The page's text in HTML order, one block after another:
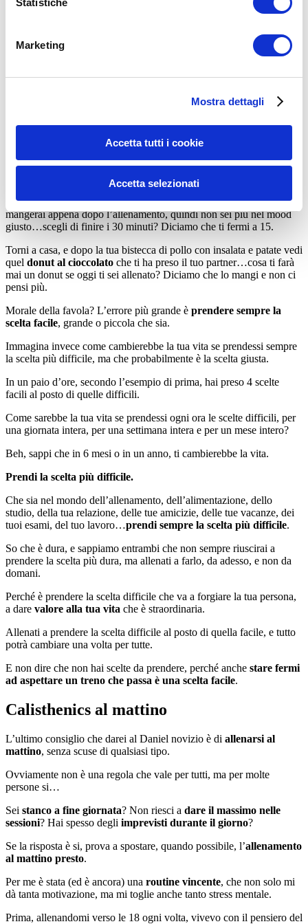
Statistiche
Marketing
Mostra dettagli
Accetta tutti i cookie
Accetta selezionati
E’ arrivata l’ora di allenarti. Ti stai cambiando, ti metti i tuoi
auricolari, guardi la tua scheda, e
riscaldamento e mobilità articolare, ma non c’è cosa più noiosa
ripetizioni, e pian piano arrivi verso fine scheda. Come ultimo
esercizio dovresti fare unmassimale di push up
Diciamo che fai qualche piegamento al volo e basta.
Come in ogni workout, al termine hai30 minuti di Tapis Roulant
Stai correndo, sono passati 13 minuti e stai già pensando a cosa
mangerai appena dopo l’allenamento, quindi non sei più nel mood
giusto…scegli di finire i 30 minuti? Diciamo che ti fermi a 15.
Torni a casa, e dopo la tua bistecca di pollo con insalata e patate vedi
quel donut al cioccolato che ti ha preso il tuo partner…cosa ti farà
mai un donut se oggi ti sei allenato? Diciamo che lo mangi e non ci
pensi più.
Morale della favola? L’errore più grande è prendere sempre la
scelta facile, grande o piccola che sia.
Immagina invece come cambierebbe la tua vita se prendessi sempre
la scelta più difficile, ma che probabilmente è la scelta giusta.
In un paio d’ore, secondo l’esempio di prima, hai preso 4 scelte
facili al posto di quelle difficili.
Come sarebbe la tua vita se prendessi ogni ora le scelte difficili, per
una giornata intera, per una settimana intera e per un mese intero?
Beh, sappi che in 6 mesi o in un anno, ti cambierebbe la vita.
Prendi la scelta più difficile.
Che sia nel mondo dell’allenamento, dell’alimentazione, dello
studio, della tua relazione, delle tue amicizie, delle tue vacanze, dei
tuoi esami, del tuo lavoro…prendi sempre la scelta più difficile.
So che è dura, e sappiamo entrambi che non sempre riuscirai a
prendere la scelta più dura, ma allenati a farlo, da adesso, e non da
domani.
Perché è prendere la scelta difficile che va a forgiare la tua persona,
a dare valore alla tua vita che è straordinaria.
Allenati a prendere la scelta difficile al posto di quella facile, e tutto
potrà cambiare una volta per tutte.
E non dire che non hai scelte da prendere, perché anche stare fermi
ad aspettare un treno che passa è una scelta facile.
Calisthenics al mattino
L’ultimo consiglio che darei al Daniel novizio è di allenarsi al
mattino, senza scuse di qualsiasi tipo.
Ovviamente non è una regola che vale per tutti, ma per molte
persone si…
Sei stanco a fine giornata? Non riesci a dare il massimo nelle
sessioni? Hai spesso degli imprevisti durante il giorno?
Se la risposta è si, prova a spostare, quando possibile, l’allenamento
al mattino presto.
Per me è stata (ed è ancora) una routine vincente, che non solo mi
dà tanta motivazione, ma mi toglie anche tanto stress mentale.
Prima, allenandomi verso le 18 ogni volta, vivevo con il pensiero del